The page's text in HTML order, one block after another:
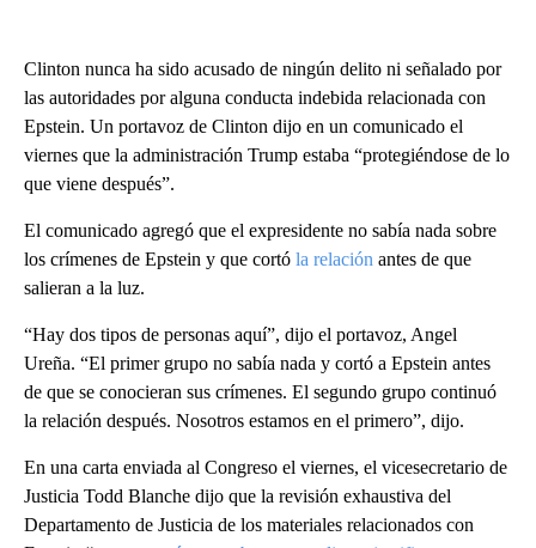
Clinton nunca ha sido acusado de ningún delito ni señalado por
las autoridades por alguna conducta indebida relacionada con
Epstein. Un portavoz de Clinton dijo en un comunicado el
viernes que la administración Trump estaba “protegiéndose de lo
que viene después”.
El comunicado agregó que el expresidente no sabía nada sobre
los crímenes de Epstein y que cortó la relación antes de que
salieran a la luz.
“Hay dos tipos de personas aquí”, dijo el portavoz, Angel
Ureña. “El primer grupo no sabía nada y cortó a Epstein antes
de que se conocieran sus crímenes. El segundo grupo continuó
la relación después. Nosotros estamos en el primero”, dijo.
En una carta enviada al Congreso el viernes, el vicesecretario de
Justicia Todd Blanche dijo que la revisión exhaustiva del
Departamento de Justicia de los materiales relacionados con